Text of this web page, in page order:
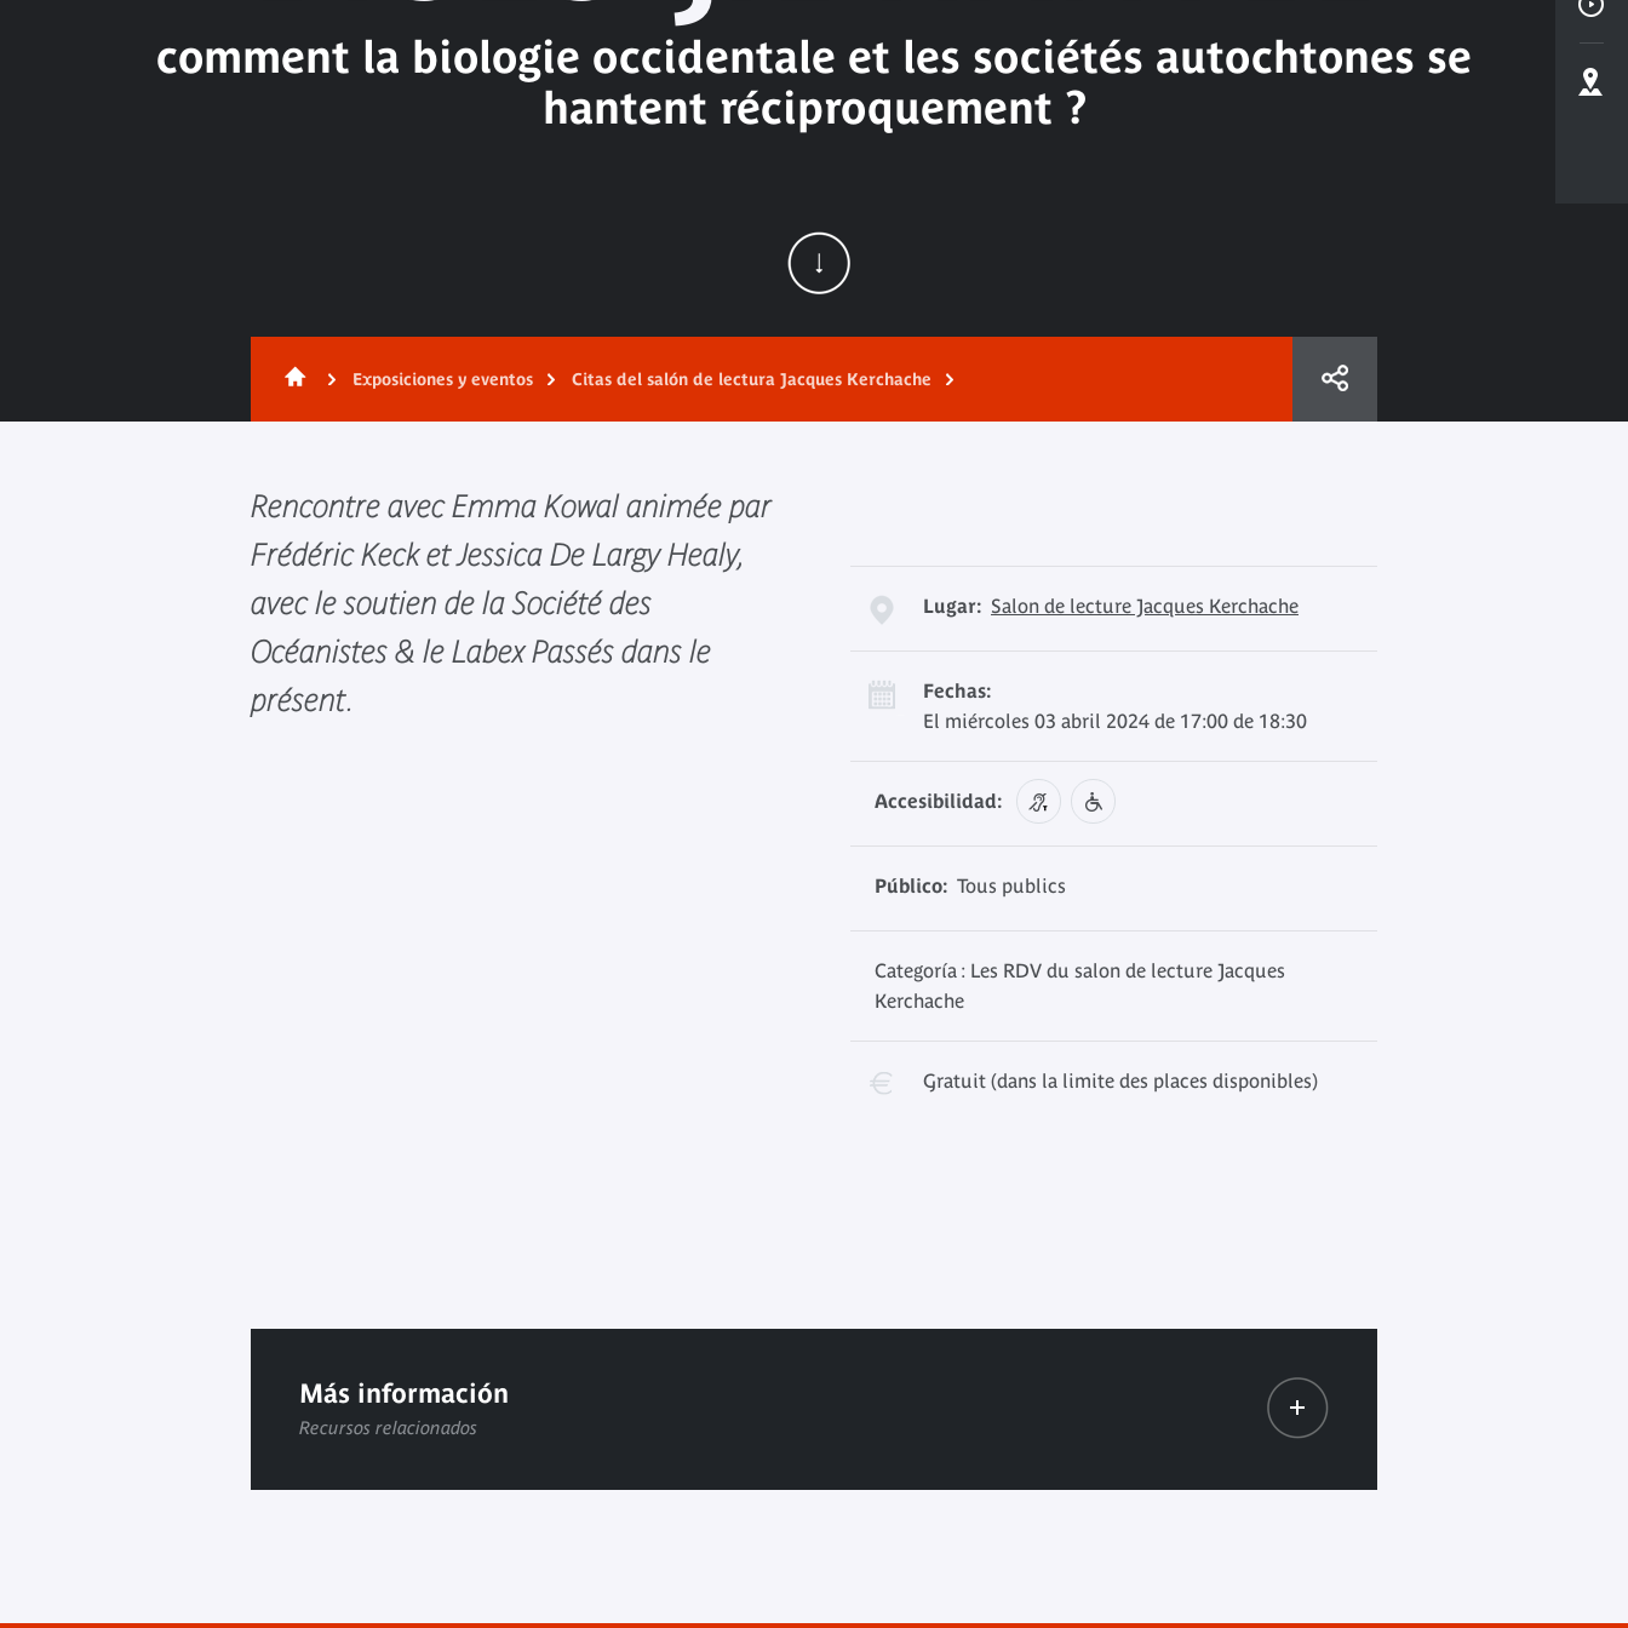
comment la biologie occidentale et les sociétés autochtones se
hantent réciproquement ?
Exposiciones y eventos Citas del salón de lectura Jacques Kerchache
Rencontre avec Emma Kowal animée par
Frédéric Keck et Jessica De Largy Healy,
avec le soutien de la Société des
Océanistes & le Labex Passés dans le
présent.
Lugar: Salon de lecture Jacques Kerchache
Fechas:
El miércoles 03 abril 2024 de 17:00 de 18:30
Accesibilidad:
Público: Tous publics
Categoría : Les RDV du salon de lecture Jacques
Kerchache
Gratuit (dans la limite des places disponibles)
Más información
Recursos relacionados